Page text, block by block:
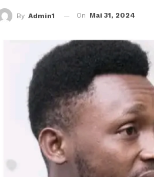
By Admin1 On Mai 31, 2024